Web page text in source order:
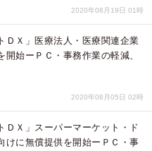
2020年08月19日 01時
ＤＸ」医療法人・医療関連企業
開始ーＰＣ・事務作業の軽減、
2020年08月05日 02時
ＤＸ」スーパーマーケット・ド
けに無償提供を開始ーＰＣ・事